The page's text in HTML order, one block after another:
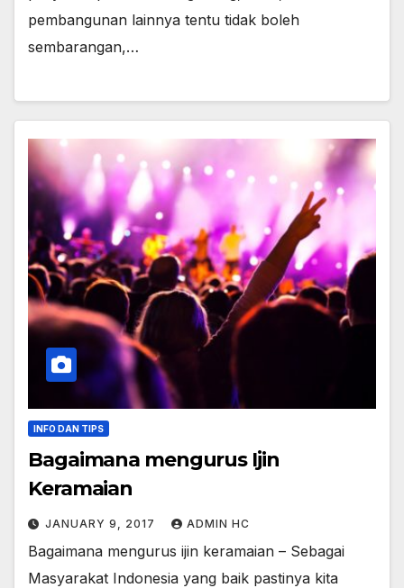
pembangunan lainnya tentu tidak boleh
sembarangan,…
INFO DAN TIPS
Bagaimana mengurus Ijin
Keramaian
JANUARY 9, 2017 ADMIN HC
Bagaimana mengurus ijin keramaian – Sebagai
Masyarakat Indonesia yang baik pastinya kita